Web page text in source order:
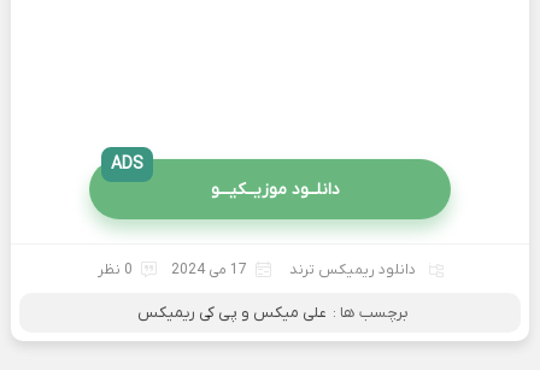
دانلــود موزیــکیـــو
ADS
دانلود ریمیکس ترند 17 می 2024 0 نظر
برچسب ها : علی میکس و پی کی ریمیکس